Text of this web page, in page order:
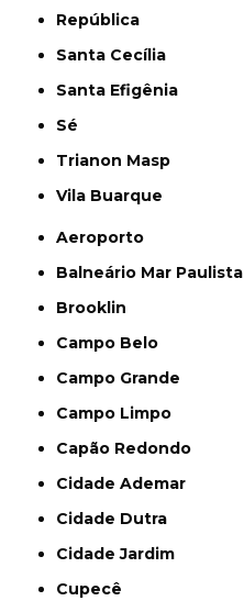
República
Santa Cecília
Santa Efigênia
Sé
Trianon Masp
Vila Buarque
Aeroporto
Balneário Mar Paulista
Brooklin
Campo Belo
Campo Grande
Campo Limpo
Capão Redondo
Cidade Ademar
Cidade Dutra
Cidade Jardim
Cupecê